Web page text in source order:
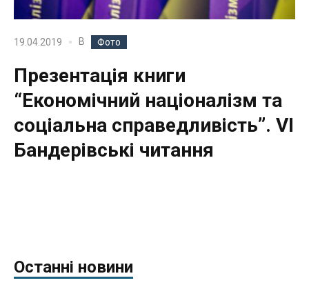
19.04.2019 В Фото
Презентація книги
“Економічний націоналізм та
соціальна справедливість”. VI
Бандерівські читання
Останні новини